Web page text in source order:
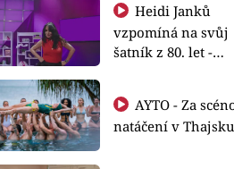
Heidi Janků
vzpomíná na svůj
šatník z 80. let -
natáčení v Thajsku